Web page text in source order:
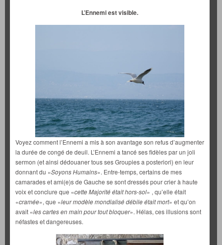
L’Ennemi est visible.
Voyez comment l’Ennemi a mis à son avantage son refus d’augmenter
la durée de congé de deuil. L’Ennemi a tancé ses fidèles par un joli
sermon (et ainsi dédouaner tous ses Groupies a posteriori) en leur
donnant du «Soyons Humains». Entre-temps, certains de mes
camarades et ami(e)s de Gauche se sont dressés pour crier à haute
voix et conclure que «cette Majorité était hors-sol» , qu’elle était
«cramée», que «leur modèle mondialisé débile était mort» et qu’on
avait «les cartes en main pour tout bloquer». Hélas, ces illusions sont
néfastes et dangereuses.